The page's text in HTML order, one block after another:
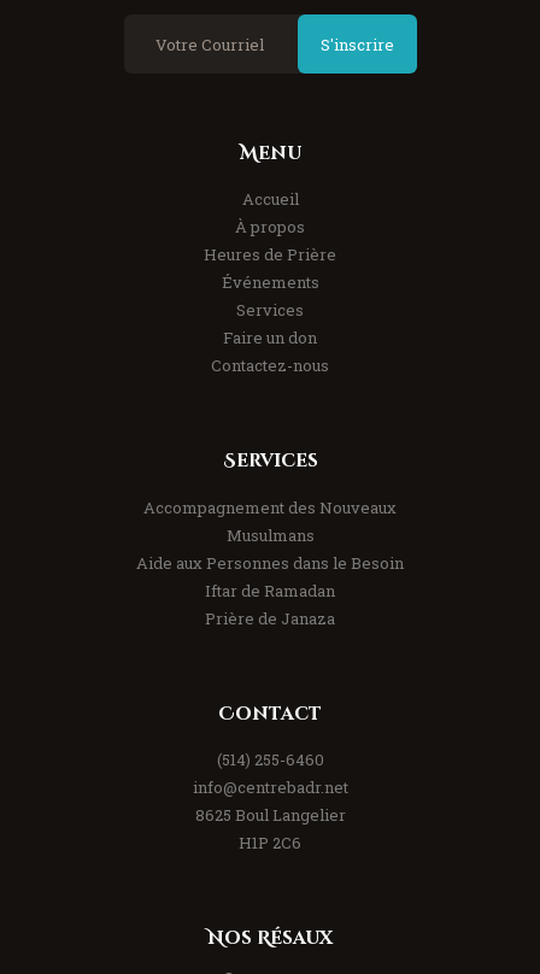
S'inscrire
Menu
Accueil
À propos
Heures de Prière
Événements
Services
Faire un don
Contactez-nous
Services
Accompagnement des Nouveaux
Musulmans
Aide aux Personnes dans le Besoin
Iftar de Ramadan
Prière de Janaza
Contact
(514) 255-6460
info@centrebadr.net
8625 Boul Langelier
H1P 2C6
Nos Résaux